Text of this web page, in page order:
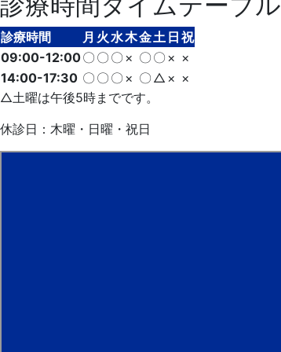
診療時間 月 火 水木金土 日 祝
09:00-12:00〇 〇 〇 × 〇 〇 × ×
14:00-17:30 〇 〇 〇 × 〇 △ × ×
△土曜は午後5時までです。
休診日：木曜・日曜・祝日